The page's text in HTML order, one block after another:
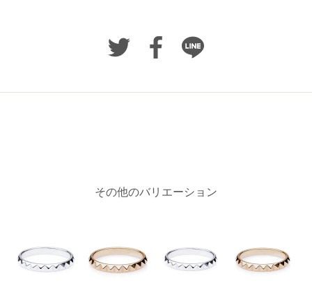
その他のバリエーション